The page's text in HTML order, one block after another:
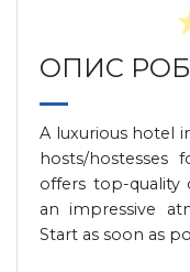
ОПИС
A luxurious hotel
hosts/hostesses
offers top-quality
an impressive
Start as soon as